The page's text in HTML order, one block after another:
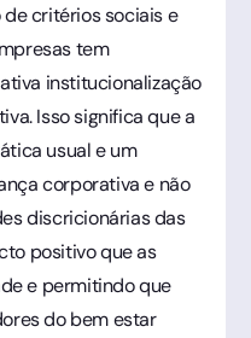
critérios sociais e
tem
institucionalização
Isso significa que a
usual e um
corporativa e não
discricionárias das
positivo que as
e permitindo que
do bem estar